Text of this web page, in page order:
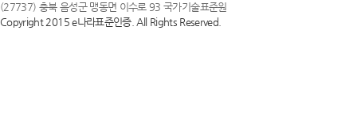
(27737) 충북 음성군 맹동면 이수로 93 국가기술표준원
Copyright 2015 e나라표준인증. All Rights Reserved.